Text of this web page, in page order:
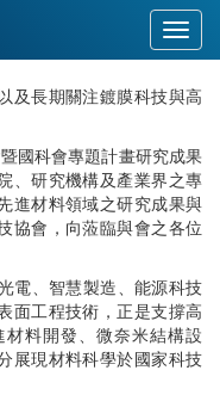
及長期關注鍍膜科技與高
科會專題計畫研究成果
、研究機構及產業界之專
進材料領域之研究成果與
協會，向蒞臨與會之各位
、智慧製造、能源科技
面工程技術，正是支撐高
料開發、微奈米結構設
展現材料科學於國家科技